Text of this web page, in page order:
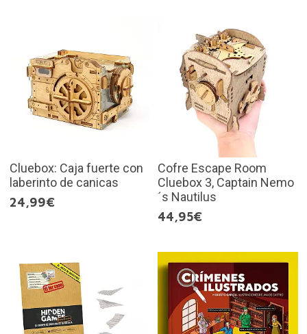
Cluebox: Caja fuerte con
laberinto de canicas
24,99€
Cofre Escape Room
Cluebox 3, Captain Nemo
´s Nautilus
44,95€